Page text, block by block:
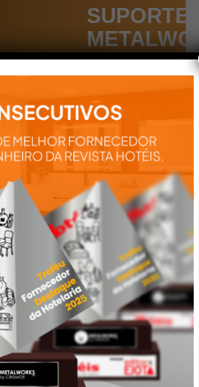
SUPORTE
Aqui você
instalação e
utilização de
nossos
produtos:
manuais,
vídeos,
catálogos e
tudo mais que
precisa.